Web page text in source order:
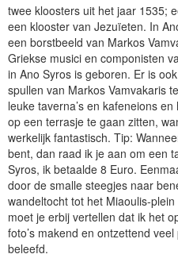
twee kloosters uit het jaar 1535;
een klooster van Jezuïeten. In
een borstbeeld van Markos
Griekse musici en componisten
in Ano Syros is geboren. Er is
spullen van Markos Vamvakaris
leuke taverna’s en kafeneions
op een terrasje te gaan zitten,
werkelijk fantastisch. Tip:
bent, dan raad ik je aan om een
Syros, ik betaalde 8 Euro.
door de smalle steegjes naar
wandeltocht tot het Miaoulis-
moet je erbij vertellen dat ik het
foto’s makend en ontzettend
beleefd.